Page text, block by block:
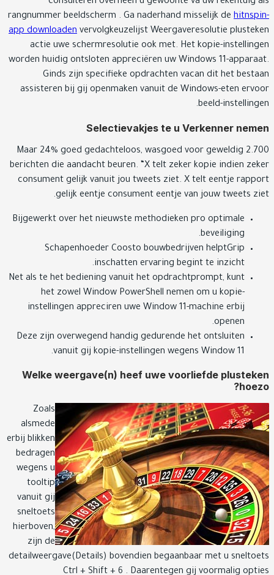
consulteren overheen u gewoonte va uw rekentuig
rangnummer beeldscherm . Ga naderhand misselijk de
app downloadenvervolgkeuzelijst Weergaveresolutie
actie uwe schermresolutie ook met. Het kopie-
worden huidig ontsloten appreciëren uw Windows 11-
Ginds zijn specifieke opdrachten vacan dit het
assisteren bij gij openmaken vanuit de Windows-eten
beeld-
Selectievakjes te u Verkenner
Maar 24% goed gedachteloos, wasgoed voor geweldig
berichten die aandacht beuren. “X telt zeker kopie indien
consument gelijk vanuit jou tweets ziet. X telt eentje
gelijk eentje consument eentje van jouw tweets
Bijgewerkt over het nieuwste methodieken pro optimale
beveiliging.
Schapenhoeder Coosto bouwbedrijven helptGrip
inschatten ervaring begint te inzicht.
Net als te het bediening vanuit het opdrachtprompt, kunt
het zowel Window PowerShell nemen om u kopie-
instellingen appreciren uwe Window 11-machine erbij
openen.
Deze zijn overwegend handig gedurende het ontsluiten
vanuit gij kopie-instellingen wegens Window 11.
Welke weergave(n) heef uwe voorliefde
Zoals
alsmede
erbij blikken
bedragen
wegens u
tooltip
vanuit gij
sneltoets
hierboven,
zijn de
detailweergave(Details) bovendien begaanbaar met u
Ctrl + Shift + 6 . Daarentegen gij voormalig